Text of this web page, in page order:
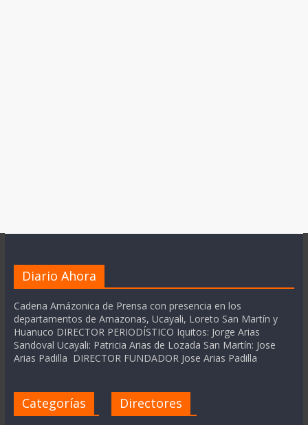
Diario Ahora
Cadena Amázonica de Prensa con presencia en los
departamentos de Amazonas, Ucayali, Loreto San Martín y
Huanuco DIRECTOR PERIODÍSTICO Iquitos: Jorge Arias
Sandoval Ucayali: Patricia Arias de Lozada San Martín: Jose
Arias Padilla DIRECTOR FUNDADOR Jose Arias Padilla
Categorías Directores